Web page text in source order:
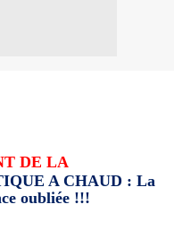
DE LA
A CHAUD : La
oubliée !!!